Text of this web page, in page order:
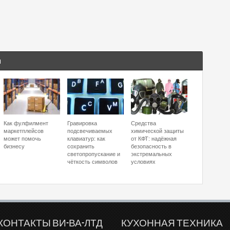
Как фулфилмент
маркетплейсов
может помочь
бизнесу
Гравировка
подсвечиваемых
клавиатур: как
сохранить
светопропускание и
чёткость символов
Средства
химической защиты
от КФТ: надёжная
безопасность в
экстремальных
условиях
ВИ-ВА-ЛТД КУХОННАЯ ТЕХНИКА